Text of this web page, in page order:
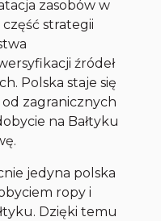
zasobów w
strategii
źródeł
Polska staje się
zagranicznych
na Bałtyku
jedyna polska
ropy i
Dzięki temu